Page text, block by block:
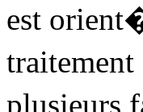
est
plusieurs